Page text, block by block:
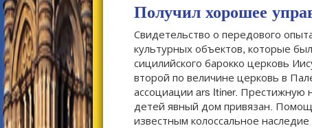
Получил хорошее
Свидетельство о передового
культурных объектов, которые
сицилийского барокко церковь
второй по величине церковь в
ассоциации ars Itiner. Престижную
детей явный дом привязан.
известным колоссальное